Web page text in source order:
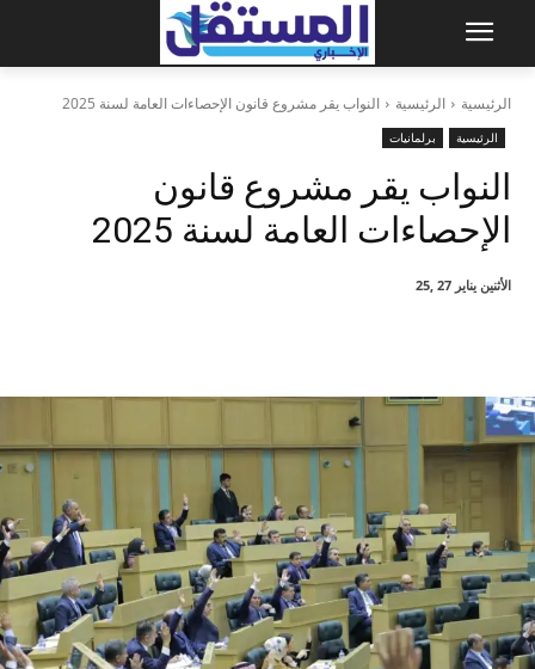
الرئيسية الرئيسية النواب يقر مشروع قانون الإحصاءات العامة لسنة 2025
الرئيسية برلمانيات
النواب يقر مشروع قانون
الإحصاءات العامة لسنة 2025
الأثنين يناير 27 ,25